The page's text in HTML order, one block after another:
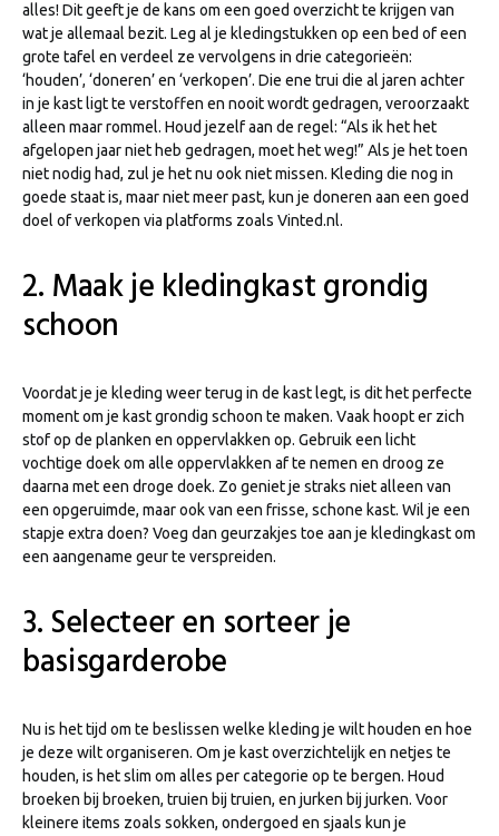
alles! Dit geeft je de kans om een goed overzicht te krijgen van
wat je allemaal bezit. Leg al je kledingstukken op een bed of een
grote tafel en verdeel ze vervolgens in drie categorieën:
‘houden’, ‘doneren’ en ‘verkopen’. Die ene trui die al jaren achter
in je kast ligt te verstoffen en nooit wordt gedragen, veroorzaakt
alleen maar rommel. Houd jezelf aan de regel: “Als ik het het
afgelopen jaar niet heb gedragen, moet het weg!” Als je het toen
niet nodig had, zul je het nu ook niet missen. Kleding die nog in
goede staat is, maar niet meer past, kun je doneren aan een goed
doel of verkopen via platforms zoals Vinted.nl.
2. Maak je kledingkast grondig
schoon
Voordat je je kleding weer terug in de kast legt, is dit het perfecte
moment om je kast grondig schoon te maken. Vaak hoopt er zich
stof op de planken en oppervlakken op. Gebruik een licht
vochtige doek om alle oppervlakken af te nemen en droog ze
daarna met een droge doek. Zo geniet je straks niet alleen van
een opgeruimde, maar ook van een frisse, schone kast. Wil je een
stapje extra doen? Voeg dan geurzakjes toe aan je kledingkast om
een aangename geur te verspreiden.
3. Selecteer en sorteer je
basisgarderobe
Nu is het tijd om te beslissen welke kleding je wilt houden en hoe
je deze wilt organiseren. Om je kast overzichtelijk en netjes te
houden, is het slim om alles per categorie op te bergen. Houd
broeken bij broeken, truien bij truien, en jurken bij jurken. Voor
kleinere items zoals sokken, ondergoed en sjaals kun je